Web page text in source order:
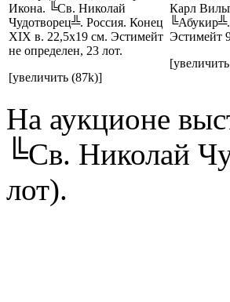
Икона. ╚Св. Николай
Чудотворец╩. Россия. Конец
XIX в. 22,5x19 см. Эстимейт
не определен, 23 лот.
[увеличить (87k)]
Карл
╚Абукир╩.
Эстимейт
На аукционе
╚Св. Николай
лот).